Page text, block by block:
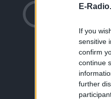
E-
If you
sensitive
confirm
continue
further